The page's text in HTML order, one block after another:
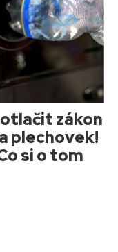
zákon
plechovek!
si o tom